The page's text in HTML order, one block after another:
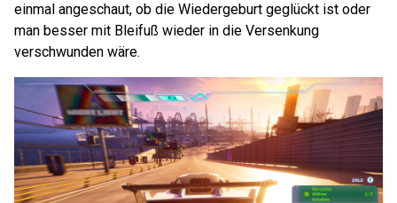
einmal angeschaut, ob die Wiedergeburt geglückt ist oder
man besser mit Bleifuß wieder in die Versenkung
verschwunden wäre.